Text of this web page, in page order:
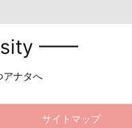
━━
アナタへ
サイトマップ